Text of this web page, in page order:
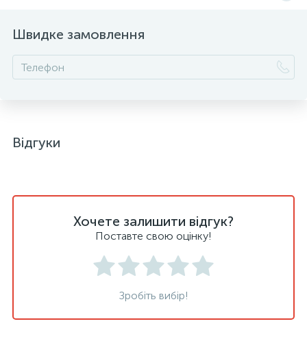
Швидке замовлення
Відгуки
Хочете залишити відгук?
Поставте свою оцінку!
Зробіть вибір!